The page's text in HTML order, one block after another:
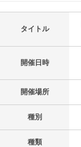
タイトル
開催日時
開催場所
種別
種類